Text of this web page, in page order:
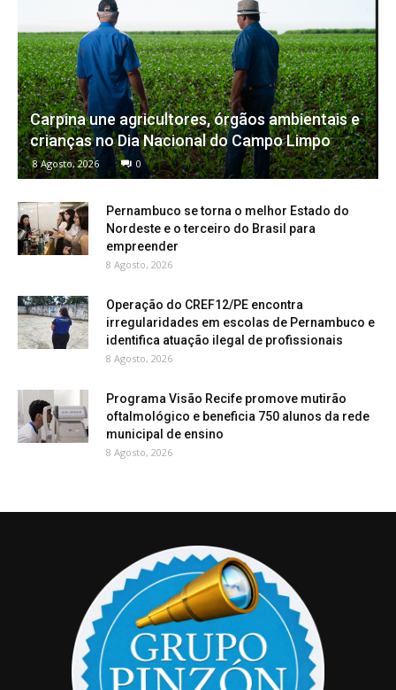
Carpina une agricultores, órgãos ambientais e
crianças no Dia Nacional do Campo Limpo
8 Agosto, 2026 0
Pernambuco se torna o melhor Estado do
Nordeste e o terceiro do Brasil para
empreender
8 Agosto, 2026
Operação do CREF12/PE encontra
irregularidades em escolas de Pernambuco e
identifica atuação ilegal de profissionais
8 Agosto, 2026
Programa Visão Recife promove mutirão
oftalmológico e beneficia 750 alunos da rede
municipal de ensino
8 Agosto, 2026